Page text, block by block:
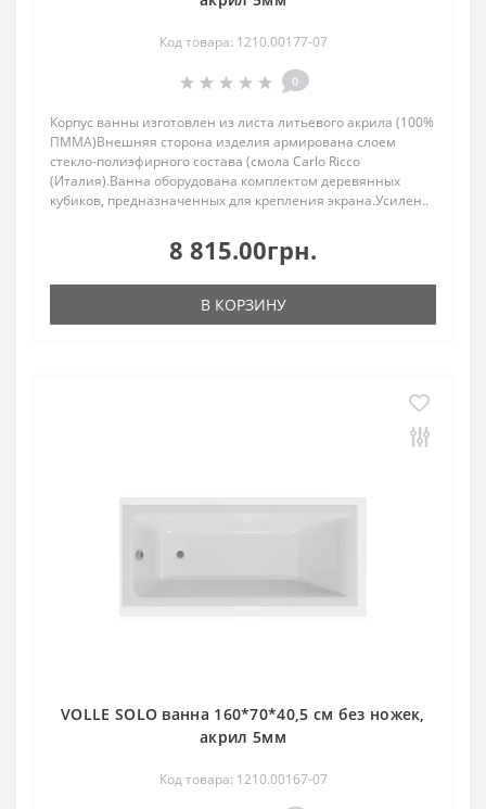
Код товара: 1210.00177-07
0
Корпус ванны изготовлен из листа литьевого акрила (100%
ПММА)Внешняя сторона изделия армирована слоем
стекло-полиэфирного состава (смола Carlo Ricco
(Италия).Ванна оборудована комплектом деревянных
кубиков, предназначенных для крепления экрана.Усилен..
8 815.00грн.
В КОРЗИНУ
VOLLE SOLO ванна 160*70*40,5 см без ножек,
акрил 5мм
Код товара: 1210.00167-07